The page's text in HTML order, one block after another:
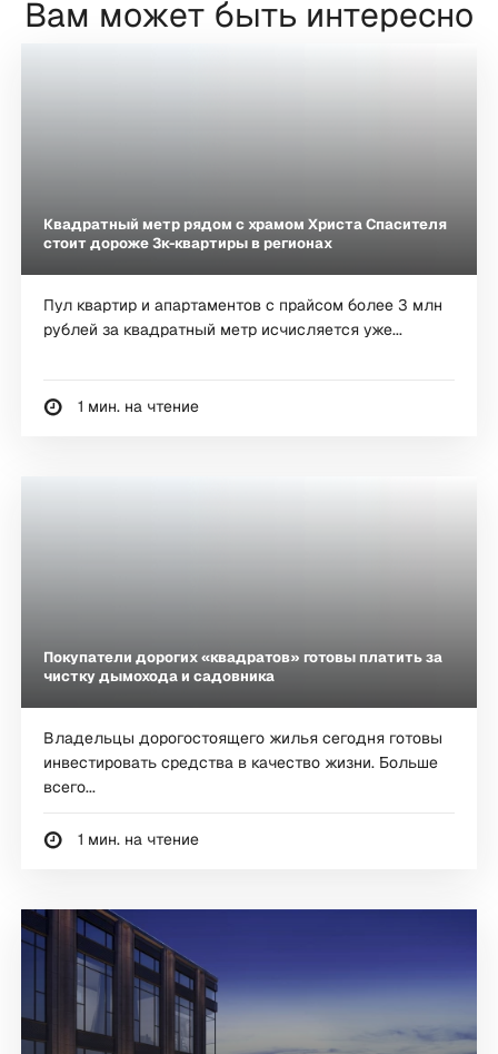
Вам может быть интересно
Квадратный метр рядом с храмом Христа Спасителя
стоит дороже 3к-квартиры в регионах
Пул квартир и апартаментов с прайсом более 3 млн
рублей за квадратный метр исчисляется уже...
1 мин. на чтение
Покупатели дорогих «квадратов» готовы платить за
чистку дымохода и садовника
Владельцы дорогостоящего жилья сегодня готовы
инвестировать средства в качество жизни. Больше
всего...
1 мин. на чтение